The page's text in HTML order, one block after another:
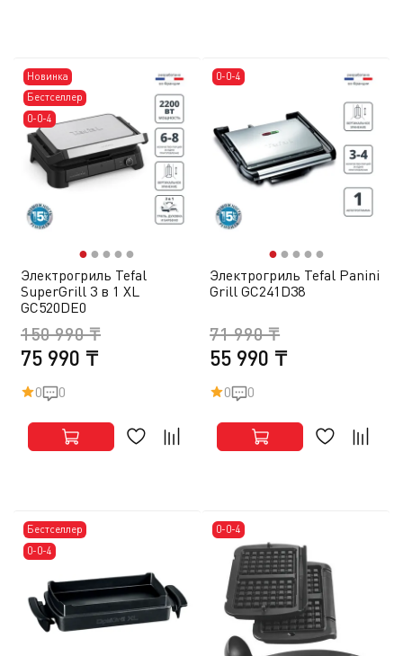
Новинка
Бестселлер
0-0-4
●● ● ● ●
Электрогриль Tefal
SuperGrill 3 в 1 XL
GC520DE0
75 990 ₸
150 990 ₸
0 0
0-0-4
●● ● ● ●
Электрогриль Tefal Panini
Grill GC241D38
55 990 ₸
71 990 ₸
0 0
Бестселлер
0-0-4
0-0-4